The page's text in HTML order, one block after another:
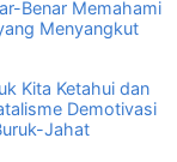
Benar Memahami
Menyangkut
Kita Ketahui dan
Demotivasi
Jahat